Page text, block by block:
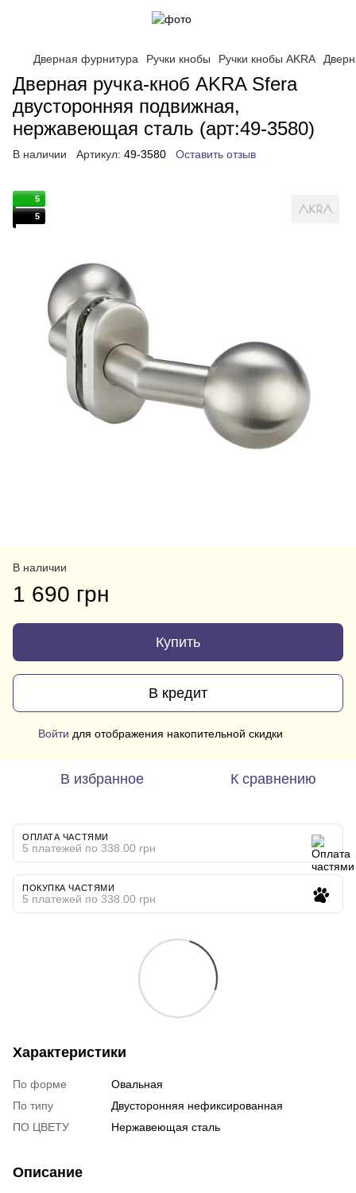
Дверная фурнитура Ручки кнобы Ручки кнобы AKRA
Дверная ручка-кноб AKRA Sfera
двусторонняя подвижная,
нержавеющая сталь (арт:49-3580)
В наличии Артикул: 49-3580 Оставить отзыв
5
5
В наличии
1 690 грн
Купить
В кредит
Войти для отображения накопительной скидки
В избранное К сравнению
ОПЛАТА ЧАСТЯМИ
5 платежей по 338.00 грн
ПОКУПКА ЧАСТЯМИ
5 платежей по 338.00 грн
Характеристики
По форме
Овальная
По типу
Двусторонняя нефиксированная
ПО ЦВЕТУ
Нержавеющая сталь
Описание